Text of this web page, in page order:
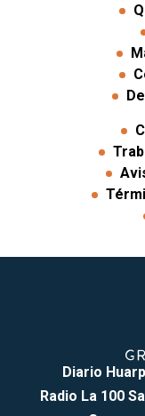
Diario
Radio La 100